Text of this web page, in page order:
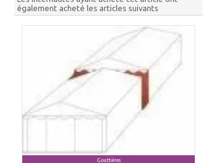
également acheté les articles suivants
Gouttières